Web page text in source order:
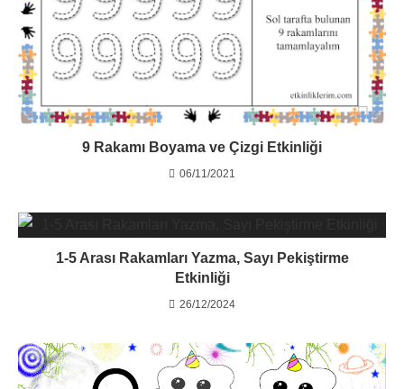
9 Rakamı Boyama ve Çizgi Etkinliği
06/11/2021
1-5 Arası Rakamları Yazma, Sayı Pekiştirme
Etkinliği
26/12/2024